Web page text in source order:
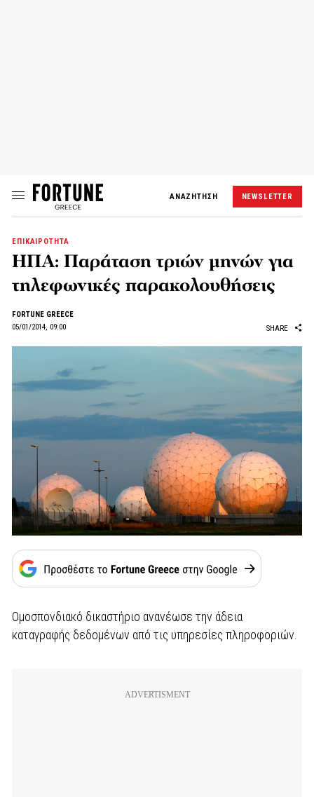
ΑΝΑΖΗΤΗΣΗ NEWSLETTER
ΕΠΙΚΑΙΡΟΤΗΤΑ
ΗΠΑ: Παράταση τριών μηνών για
τηλεφωνικές παρακολουθήσεις
FORTUNE GREECE
05/01/2014, 09:00
SHARE
Ομοσπονδιακό δικαστήριο ανανέωσε την άδεια
καταγραφής δεδομένων από τις υπηρεσίες πληροφοριών.